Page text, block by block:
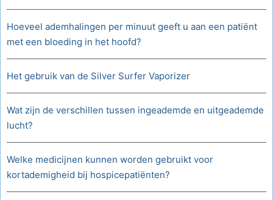
Hoeveel ademhalingen per minuut geeft u aan een patiënt
met een bloeding in het hoofd?
Het gebruik van de Silver Surfer Vaporizer
Wat zijn de verschillen tussen ingeademde en uitgeademde
lucht?
Welke medicijnen kunnen worden gebruikt voor
kortademigheid bij hospicepatiënten?